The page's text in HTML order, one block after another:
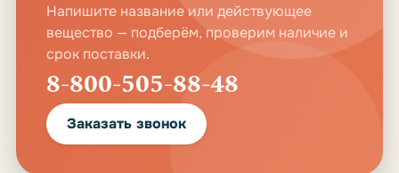
Напишите название или действующее
вещество — подберём, проверим наличие и
срок поставки.
8-800-505-88-48
Заказать звонок